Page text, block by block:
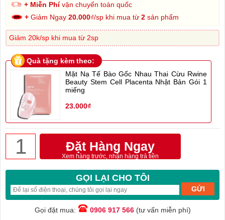
+ Miễn Phívận chuyển toàn quốc
+ Giảm Ngay20.000₫/sp khi mua từ2 sản phẩm
Giảm 20k/sp khi mua từ 2sp
Quà tặng kèm theo:
Mặt Nạ Tế Bào Gốc Nhau Thai Cừu Rwine
Beauty Stem Cell Placenta Nhật Bản Gói 1
miếng
23.000₫
Đặt Hàng Ngay
Xem hàng trước, nhận hàng trả tiền
GỌI LẠI CHO TÔI
Gọi đặt mua: 0906 917 566(tư vấn miễn phí)